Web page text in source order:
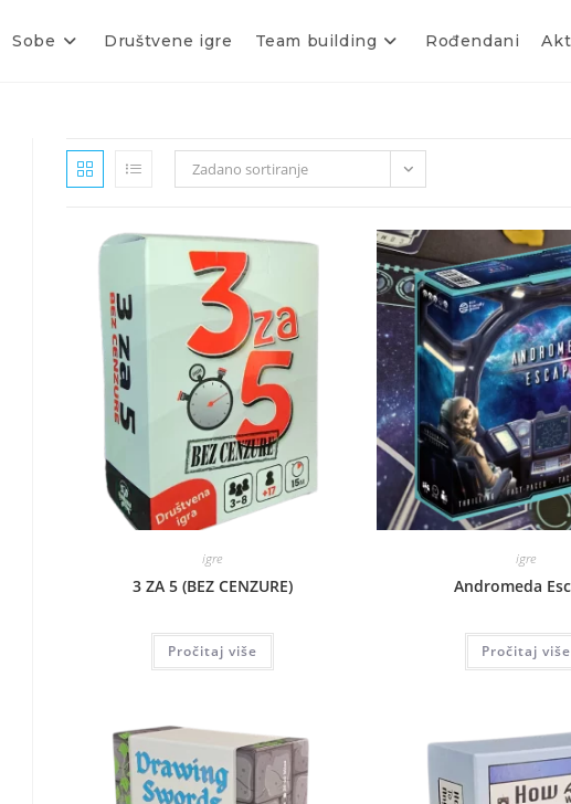
Sobe Društvene igre Team building Rođendani
Zadano sortiranje
igre
3 ZA 5 (BEZ CENZURE)
Pročitaj više
igre
Andromeda
Pročitaj više